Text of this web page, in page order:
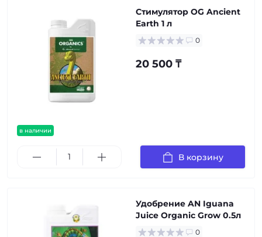
в наличии
Стимулятор OG Ancient
Earth 1 л
0
20 500 ₸
В корзину
Удобрение AN Iguana
Juice Organic Grow 0.5л
0